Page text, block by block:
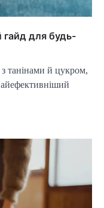
гайд для будь-
танінами й цукром,